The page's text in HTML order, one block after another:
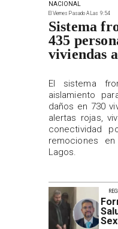
NACIONAL
El Viernes Pasado A Las 9:54
Sistema
435
viviendas
El sistema
aislamiento
daños en 730
alertas rojas,
conectividad
remociones
Lagos.